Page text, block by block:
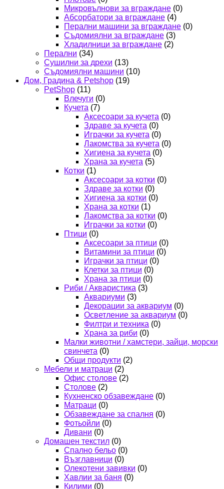
Микровълнови за вграждане (0)
Абсорбатори за вграждане (4)
Перални машини за вграждане (0)
Съдомиялни за вграждане (3)
Хладилници за вграждане (2)
Перални (34)
Сушилни за дрехи (13)
Съдомиялни машини (10)
Дом, Градина & Petshop (19)
PetShop (11)
Влечуги (0)
Кучета (7)
Аксесоари за кучета (0)
Здраве за кучета (0)
Играчки за кучета (0)
Лакомства за кучета (0)
Хигиена за кучета (0)
Храна за кучета (5)
Котки (1)
Аксесоари за котки (0)
Здраве за котки (0)
Хигиена за котки (0)
Храна за котки (1)
Лакомства за котки (0)
Играчки за котки (0)
Птици (0)
Аксесоари за птици (0)
Витамини за птици (0)
Играчки за птици (0)
Клетки за птици (0)
Храна за птици (0)
Риби / Акваристика (3)
Аквариуми (3)
Декорации за аквариум (0)
Осветление за аквариум (0)
Филтри и техника (0)
Храна за риби (0)
Малки животни / хамстери, зайци, морски
свинчета (0)
Общи продукти (2)
Мебели и матраци (2)
Офис столове (2)
Столове (2)
Кухненско обзавеждане (0)
Матраци (0)
Обзавеждане за спалня (0)
Фотьойли (0)
Дивани (0)
Домашен текстил (0)
Спално бельо (0)
Възглавници (0)
Олекотени завивки (0)
Хавлии за баня (0)
Килими (0)